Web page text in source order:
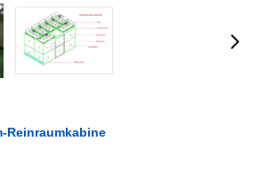
Reinraumkabine